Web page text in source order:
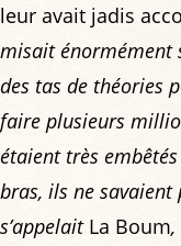
leur avait jadis
misait énormément
des tas de théories
faire plusieurs
étaient très
bras, ils ne
s’appelaitLa Boum,